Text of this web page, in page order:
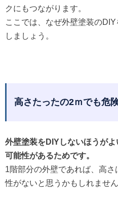
クにもつながります。
ここでは、なぜ外壁塗装の
しましょう。
高さたったの2ｍでも危
外壁塗装をDIYしないほうが
可能性があるためです。
1階部分の外壁であれば、高
性がないと思うかもしれません